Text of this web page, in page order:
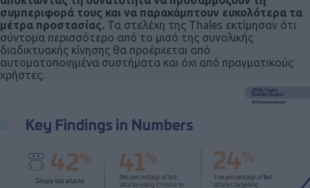
συμπεριφορά τους και να παρακάμπτουν ευκολότερα τα
μέτρα προστασίας. Τα στελέχη της Thales εκτίμησαν ότι
σύντομα περισσότερο από το μισό της συνολικής
διαδικτυακής κίνησης θα προέρχεται από
αυτοματοποιημένα συστήματα και όχι από πραγματικούς
χρήστες.